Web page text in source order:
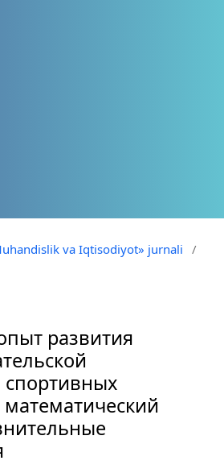
va Iqtisodiyot» jurnali
/
развития
спортивных